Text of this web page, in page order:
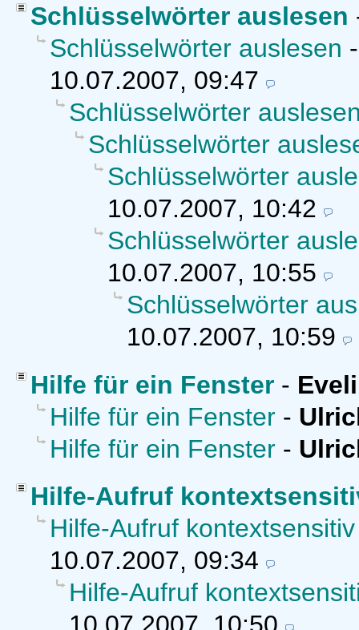
Schlüsselwörter auslesen
Schlüsselwörter auslesen
10.07.2007, 09:47
Schlüsselwörter
Schlüsselwörter
Schlüsselwörter
10.07.2007, 10:42
Schlüsselwörter
10.07.2007, 10:55
Schlüsselwörter
10.07.2007, 10:59
Hilfe für ein Fenster -
Hilfe für ein Fenster -
Hilfe für ein Fenster -
Hilfe-Aufruf
Hilfe-Aufruf kontextsensitiv
10.07.2007, 09:34
Hilfe-Aufruf